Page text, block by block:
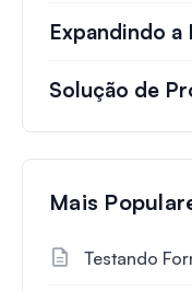
Expandindo a
Solução de
Mais
Testando